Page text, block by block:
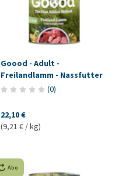
Goood - Adult -
Freilandlamm - Nassfutter
(0)
22,10 €
(9,21 € / kg)
Abo